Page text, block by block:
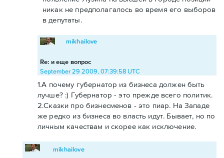
никак не предполагалось во время его выборов
в депутаты.
Re: и еще вопрос
mikhailove
September 29 2009, 07:39:58 UTC
1.А почему губернатор из бизнеса должен быть
лучше? :) Губернатор - это прежде всего политик.
2.Сказки про бизнесменов - это пиар. На Западе
же редко из бизнеса во власть идут. Бывает, но по
личным качествам и скорее как исключение.
mikhailove